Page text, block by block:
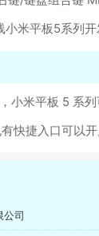
米平板5系列
小米平板 5 系
快捷入口可以开
公司